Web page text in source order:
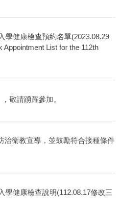
學健康檢查預約名單(2023.08.29
List for the 112th
敬請踴躍參加。
治衛教宣導，並鼓勵符合接種條件
學健康檢查說明(112.08.17修改三